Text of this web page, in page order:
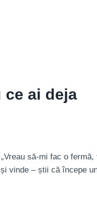
ce ai deja
să-mi fac o fermă,
vinde – știi că începe